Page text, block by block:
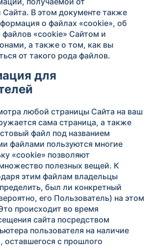
Сайта. В этом документе также
о файлах «cookie», об
файлов «cookie» Сайтом и
а также о том, как вы
от такого рода файлов.
для
любой страницы Сайта на ваш
сама страница, а также
файл под названием
файлами пользуются многие
«cookie» позволяют
полезных вещей. К
этим файлам владельцы
был ли конкретный
его Пользователь) на этом
происходит во время
сайта посредством
пользователя на наличие
оставшегося с прошлого